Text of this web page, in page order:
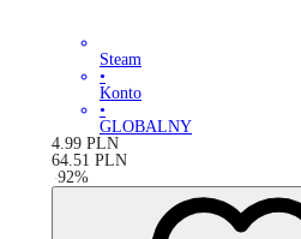
Steam
•
Konto
•
GLOBALNY
4.99 PLN
64.51 PLN
-92%